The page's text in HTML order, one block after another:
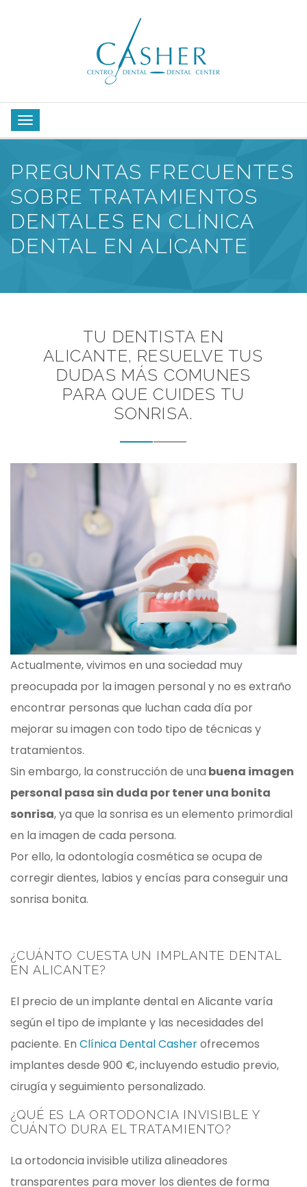
PREGUNTAS FRECUENTES
SOBRE TRATAMIENTOS
DENTALES EN CLÍNICA
DENTAL EN ALICANTE
TU DENTISTA EN
ALICANTE, RESUELVE TUS
DUDAS MÁS COMUNES
PARA QUE CUIDES TU
SONRISA.
Actualmente, vivimos en una sociedad muy
preocupada por la imagen personal y no es extraño
encontrar personas que luchan cada día por
mejorar su imagen con todo tipo de técnicas y
tratamientos.
Sin embargo, la construcción de una buena imagen
personal pasa sin duda por tener una bonita
sonrisa, ya que la sonrisa es un elemento primordial
en la imagen de cada persona.
Por ello, la odontología cosmética se ocupa de
corregir dientes, labios y encías para conseguir una
sonrisa bonita.
¿CUÁNTO CUESTA UN IMPLANTE DENTAL
EN ALICANTE?
El precio de un implante dental en Alicante varía
según el tipo de implante y las necesidades del
paciente. En Clínica Dental Casherofrecemos
implantes desde 900 €, incluyendo estudio previo,
cirugía y seguimiento personalizado.
¿QUÉ ES LA ORTODONCIA INVISIBLE Y
CUÁNTO DURA EL TRATAMIENTO?
La ortodoncia invisible utiliza alineadores
transparentes para mover los dientes de forma